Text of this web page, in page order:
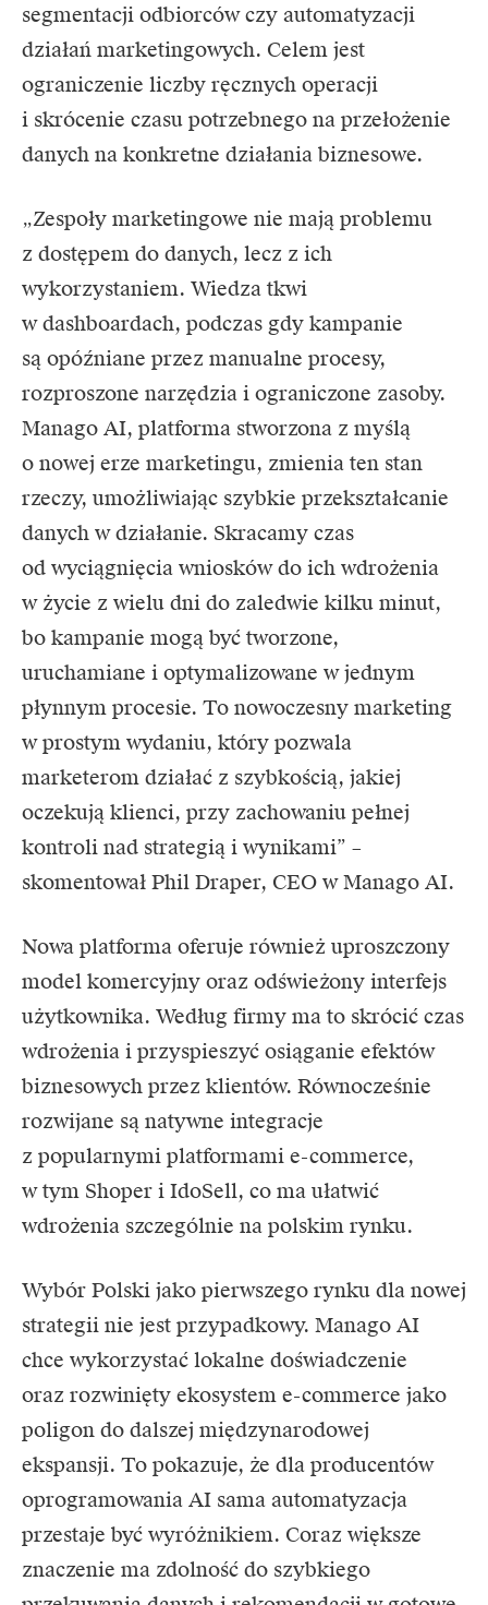
segmentacji odbiorców czy automatyzacji
działań marketingowych. Celem jest
ograniczenie liczby ręcznych operacji
i skrócenie czasu potrzebnego na przełożenie
danych na konkretne działania biznesowe.
„Zespoły marketingowe nie mają problemu
z dostępem do danych, lecz z ich
wykorzystaniem. Wiedza tkwi
w dashboardach, podczas gdy kampanie
są opóźniane przez manualne procesy,
rozproszone narzędzia i ograniczone zasoby.
Manago AI, platforma stworzona z myślą
o nowej erze marketingu, zmienia ten stan
rzeczy, umożliwiając szybkie przekształcanie
danych w działanie. Skracamy czas
od wyciągnięcia wniosków do ich wdrożenia
w życie z wielu dni do zaledwie kilku minut,
bo kampanie mogą być tworzone,
uruchamiane i optymalizowane w jednym
płynnym procesie. To nowoczesny marketing
w prostym wydaniu, który pozwala
marketerom działać z szybkością, jakiej
oczekują klienci, przy zachowaniu pełnej
kontroli nad strategią i wynikami” –
skomentował Phil Draper, CEO w Manago AI.
Nowa platforma oferuje również uproszczony
model komercyjny oraz odświeżony interfejs
użytkownika. Według firmy ma to skrócić czas
wdrożenia i przyspieszyć osiąganie efektów
biznesowych przez klientów. Równocześnie
rozwijane są natywne integracje
z popularnymi platformami e-commerce,
w tym Shoper i IdoSell, co ma ułatwić
wdrożenia szczególnie na polskim rynku.
Wybór Polski jako pierwszego rynku dla nowej
strategii nie jest przypadkowy. Manago AI
chce wykorzystać lokalne doświadczenie
oraz rozwinięty ekosystem e-commerce jako
poligon do dalszej międzynarodowej
ekspansji. To pokazuje, że dla producentów
oprogramowania AI sama automatyzacja
przestaje być wyróżnikiem. Coraz większe
znaczenie ma zdolność do szybkiego